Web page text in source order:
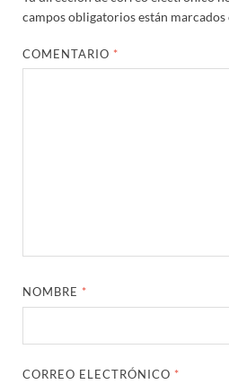
campos obligatorios están marcados
COMENTARIO *
NOMBRE *
CORREO ELECTRÓNICO *